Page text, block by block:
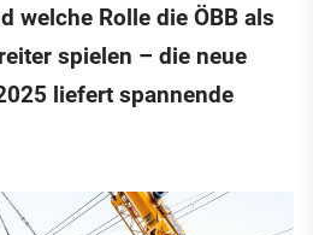
welche Rolle die ÖBB als
spielen – die neue
liefert spannende